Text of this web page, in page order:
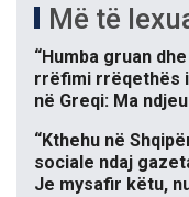
Më të
“Humba gruan
rrëfimi rrëqethës
në Greqi: Ma
“Kthehu në
sociale ndaj
Je mysafir këtu,